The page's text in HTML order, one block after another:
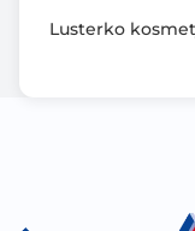
Lusterko